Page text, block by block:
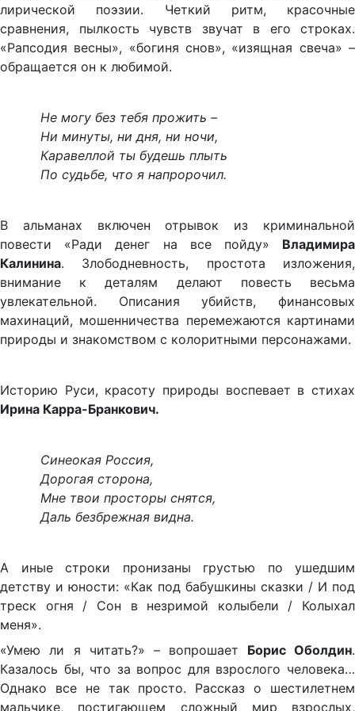
лирической поэзии. Четкий ритм, красочные
сравнения, пылкость чувств звучат в его строках.
«Рапсодия весны», «богиня снов», «изящная свеча» –
обращается он к любимой.
Не могу без тебя прожить –
Ни минуты, ни дня, ни ночи,
Каравеллой ты будешь плыть
По судьбе, что я напророчил.
В альманах включен отрывок из криминальной
повести «Ради денег на все пойду» Владимира
Калинина. Злободневность, простота изложения,
внимание к деталям делают повесть весьма
увлекательной. Описания убийств, финансовых
махинаций, мошенничества перемежаются картинами
природы и знакомством с колоритными персонажами.
Историю Руси, красоту природы воспевает в стихах
Ирина Карра-Бранкович.
Синеокая Россия,
Дорогая сторона,
Мне твои просторы снятся,
Даль безбрежная видна.
А иные строки пронизаны грустью по ушедшим
детству и юности: «Как под бабушкины сказки / И под
треск огня / Сон в незримой колыбели / Колыхал
меня».
«Умею ли я читать?» – вопрошает Борис Оболдин.
Казалось бы, что за вопрос для взрослого человека…
Однако все не так просто. Рассказ о шестилетнем
мальчике, постигающем сложный мир взрослых,